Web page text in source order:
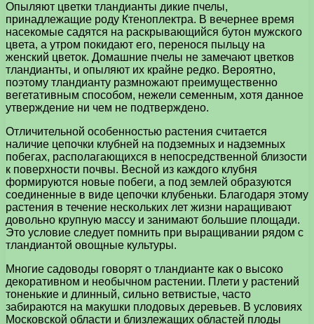
Опыляют цветки тландианты дикие пчелы,
принадлежащие роду Ктеноплектра. В вечернее время
насекомые садятся на раскрывающийся бутон мужского
цвета, а утром покидают его, перенося пыльцу на
женский цветок. Домашние пчелы не замечают цветков
тландианты, и опыляют их крайне редко. Вероятно,
поэтому тландианту размножают преимущественно
вегетативным способом, нежели семенным, хотя данное
утверждение ни чем не подтверждено.
Отличительной особенностью растения считается
наличие цепочки клубней на подземных и надземных
побегах, располагающихся в непосредственной близости
к поверхности почвы. Весной из каждого клубня
формируются новые побеги, а под землей образуются
соединенные в виде цепочки клубеньки. Благодаря этому
растения в течение нескольких лет жизни наращивают
довольно крупную массу и занимают большие площади.
Это условие следует помнить при выращивании рядом с
тландиантой овощные культуры.
Многие садоводы говорят о тландианте как о высоко
декоративном и необычном растении. Плети у растений
тоненькие и длинный, сильно ветвистые, часто
забираются на макушки плодовых деревьев. В условиях
Московской области и близлежащих областей плоды